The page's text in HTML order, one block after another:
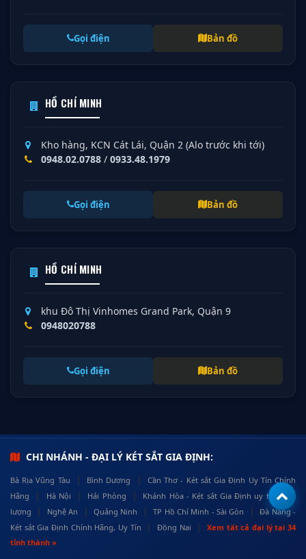
Gọi điện Bản đồ
HỒ CHÍ MINH
Kho hàng, KCN Cát Lái, Quận 2 (Alo trước khi tới)
0948.02.0788 / 0933.48.1979
Gọi điện Bản đồ
HỒ CHÍ MINH
khu Đô Thị Vinhomes Grand Park, Quận 9
0948020788
Gọi điện Bản đồ
CHI NHÁNH - ĐẠI LÝ KÉT SẮT GIA ĐỊNH:
Bà Rịa Vũng Tàu | Bình Dương |
Cần Thơ - Két sắt Gia Định Uy Tín Chính
Hãng
| Hà Nội | Hải Phòng |
Khánh Hòa - Két sắt Gia Định uy tín, chất
lượng
| Nghệ An | Quảng Ninh | TP Hồ Chí Minh - Sài Gòn |
Đà Nẵng -
Két sắt Gia Định Chính Hãng, Uy Tín
| Đồng Nai |
Xem tất cả đại lý tại 34
tỉnh thành »